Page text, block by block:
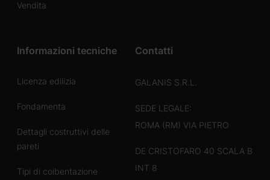
Vendita
Informazioni tecniche
Licenza edilizia
Fondamenta
Dettagli costruttivi delle
pareti
Tipi di coibentazione
Contatti
GALANIS S.R.L.
SEDE LEGALE:
ROMA (RM) VIA PIETRO
DE CRISTOFARO 40 SCALA B
INT 8